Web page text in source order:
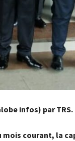
infos) par TRS.
mois courant, la